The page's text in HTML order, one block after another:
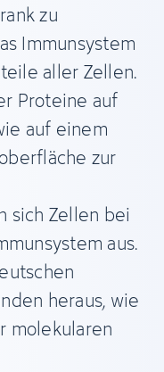
zu
Immunsystem
aller Zellen.
Proteine auf
auf einem
zur
sich Zellen bei
aus.
heraus, wie
molekularen